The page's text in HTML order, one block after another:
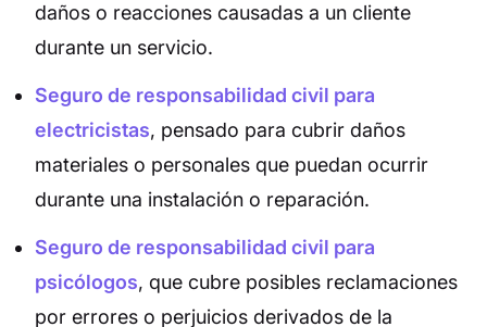
daños o reacciones causadas a un cliente
durante un servicio.
Seguro de responsabilidad civil para
electricistas, pensado para cubrir daños
materiales o personales que puedan ocurrir
durante una instalación o reparación.
Seguro de responsabilidad civil para
psicólogos, que cubre posibles reclamaciones
por errores o perjuicios derivados de la